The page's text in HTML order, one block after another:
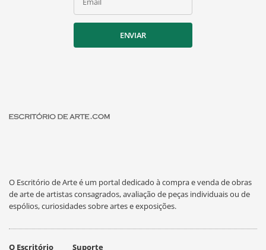
ENVIAR
O Escritório de Arte é um portal dedicado à compra e venda de obras
de arte de artistas consagrados, avaliação de peças individuais ou de
espólios, curiosidades sobre artes e exposições.
O Escritório Suporte